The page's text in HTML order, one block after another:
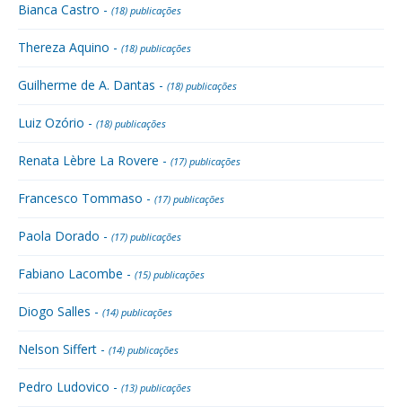
Bianca Castro - (18) publicações
Thereza Aquino - (18) publicações
Guilherme de A. Dantas - (18) publicações
Luiz Ozório - (18) publicações
Renata Lèbre La Rovere - (17) publicações
Francesco Tommaso - (17) publicações
Paola Dorado - (17) publicações
Fabiano Lacombe - (15) publicações
Diogo Salles - (14) publicações
Nelson Siffert - (14) publicações
Pedro Ludovico - (13) publicações